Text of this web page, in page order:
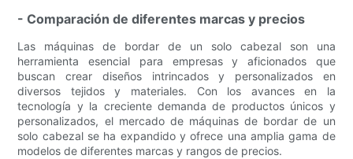
- Comparación de diferentes marcas y precios
Las máquinas de bordar de un solo cabezal son una
herramienta esencial para empresas y aficionados que
buscan crear diseños intrincados y personalizados en
diversos tejidos y materiales. Con los avances en la
tecnología y la creciente demanda de productos únicos y
personalizados, el mercado de máquinas de bordar de un
solo cabezal se ha expandido y ofrece una amplia gama de
modelos de diferentes marcas y rangos de precios.